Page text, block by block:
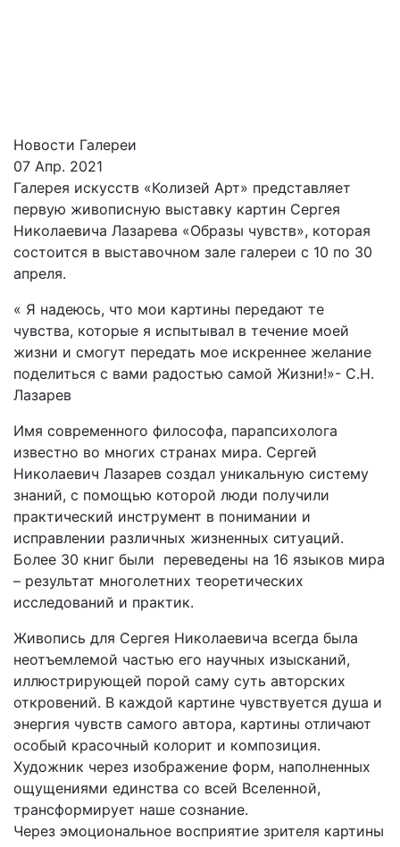
Новости Галереи
07 Апр. 2021
Галерея искусств «Колизей Арт» представляет
первую живописную выставку картин Сергея
Николаевича Лазарева «Образы чувств», которая
состоится в выставочном зале галереи с 10 по 30
апреля.
« Я надеюсь, что мои картины передают те
чувства, которые я испытывал в течение моей
жизни и смогут передать мое искреннее желание
поделиться с вами радостью самой Жизни!»- С.Н.
Лазарев
Имя современного философа, парапсихолога
известно во многих странах мира. Сергей
Николаевич Лазарев создал уникальную систему
знаний, с помощью которой люди получили
практический инструмент в понимании и
исправлении различных жизненных ситуаций.
Более 30 книг были переведены на 16 языков мира
– результат многолетних теоретических
исследований и практик.
Живопись для Сергея Николаевича всегда была
неотъемлемой частью его научных изысканий,
иллюстрирующей порой саму суть авторских
откровений. В каждой картине чувствуется душа и
энергия чувств самого автора, картины отличают
особый красочный колорит и композиция.
Художник через изображение форм, наполненных
ощущениями единства со всей Вселенной,
трансформирует наше сознание.
Через эмоциональное восприятие зрителя картины